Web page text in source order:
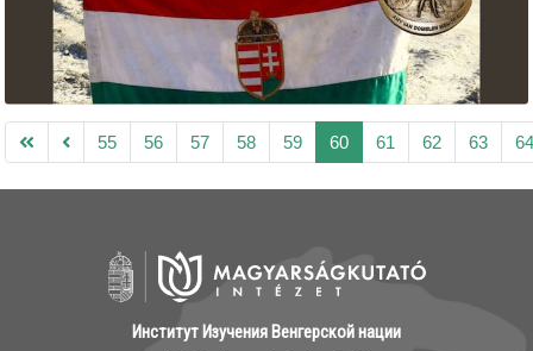
55 56 57 58 59 60 61 62 63
Институт Изучения Венгерской нации